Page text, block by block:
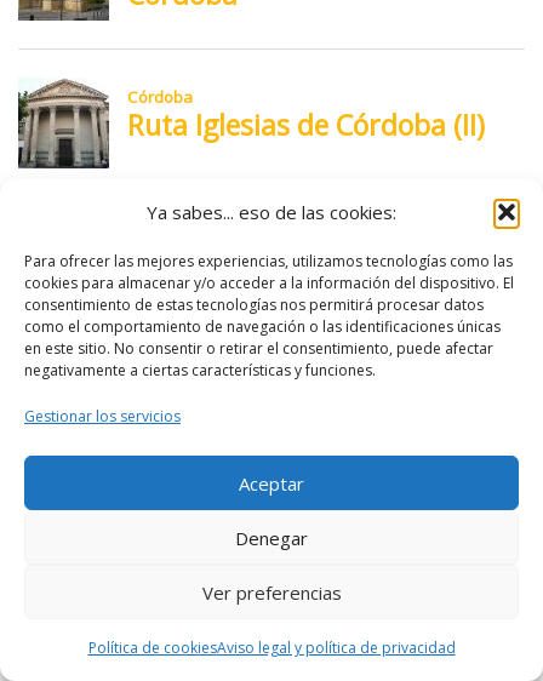
Ya sabes... eso de las cookies:
Para ofrecer las mejores experiencias, utilizamos tecnologías como las
cookies para almacenar y/o acceder a la información del dispositivo. El
consentimiento de estas tecnologías nos permitirá procesar datos
como el comportamiento de navegación o las identificaciones únicas
en este sitio. No consentir o retirar el consentimiento, puede afectar
negativamente a ciertas características y funciones.
Gestionar los servicios
Aceptar
Denegar
Ver preferencias
Política de cookiesAviso legal y política de privacidad